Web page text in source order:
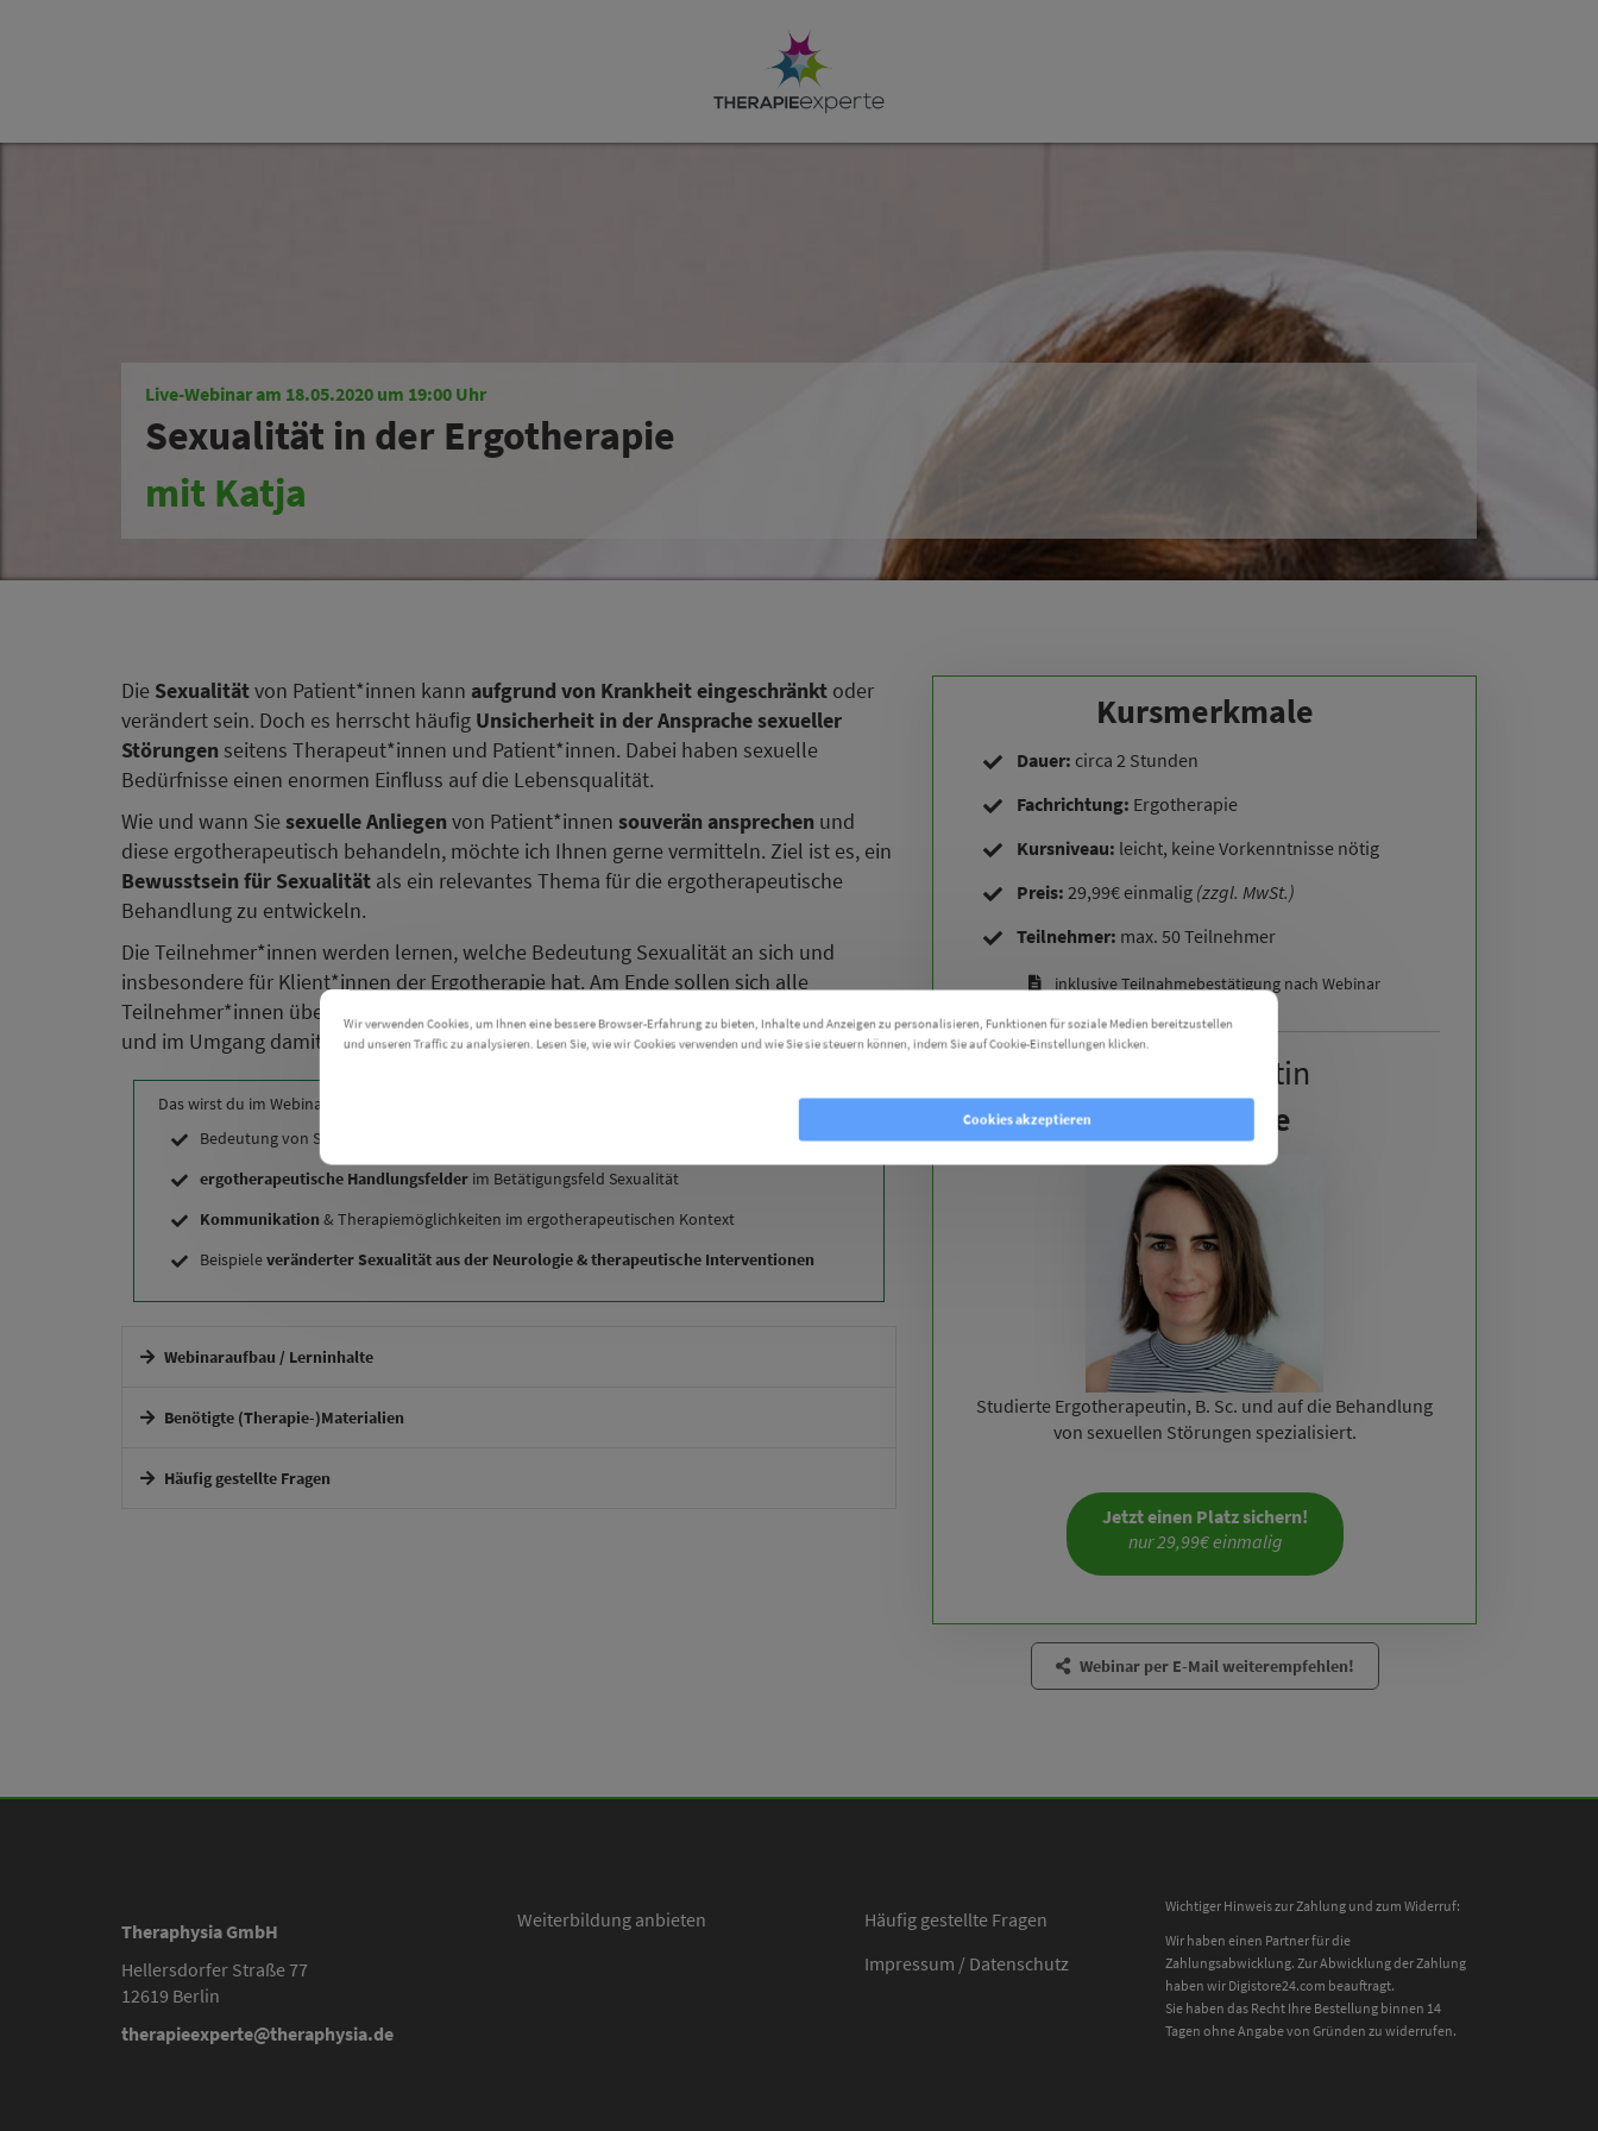
Live-Webinar am 18.05.2020 um 19:00 Uhr
Sexualität in der Ergotherapie
mit Katja
Die Sexualitätvon Patient*innen kann aufgrund von Krankheit eingeschränkt oder
verändert sein. Doch es herrscht häuﬁg Unsicherheit in der Ansprache sexueller
Störungen seitens Therapeut*innen und Patient*innen. Dabei haben sexuelle
Bedürfnisse einen enormen Einﬂuss auf die Lebensqualität.
Wie und wann Siesexuelle Anliegen von Patient*innen souverän ansprechen und
diese ergotherapeutisch behandeln, möchte ich Ihnen gerne vermitteln. Ziel ist es, ein
Bewusstsein für Sexualität als ein relevantes Thema für die ergotherapeutische
Behandlung zu entwickeln.
Die Teilnehmer*innen werden lernen, welche Bedeutung Sexualität an sich und
insbesondere für Klient*innen der Ergotherapie hat. Am Ende sollen sich alle
Teilnehmer*innen über den
Einfluss von Krankheit auf Sexualität
bewusst werden
und im Umgang damit sicherer fühlen.
Das wirst du im Webinar lernen
Bedeutung von Sexualität allgemein und der
Einﬂuss von Krankheit auf die Sexualität
ergotherapeutische Handlungsfelder im Betätigungsfeld Sexualität
Kommunikation & Therapiemöglichkeiten im ergotherapeutischen Kontext
Beispieleveränderter Sexualität aus der Neurologie & therapeutische Interventionen
Webinaraufbau / Lerninhalte
Benötigte (Therapie-)Materialien
Häufig gestellte Fragen
Kursmerkmale
Dauer: circa 2 Stunden
Fachrichtung: Ergotherapie
Kursniveau: leicht, keine Vorkenntnisse nötig
Preis:29,99€ einmalig (zzgl. MwSt.)
Teilnehmer: max. 50 Teilnehmer
inklusive Teilnahmebestätigung nach Webinar
Deine Dozentin
Katja Stolte
Studierte Ergotherapeutin, B. Sc. und auf die Behandlung
von sexuellen Störungen spezialisiert.
Jetzt einen Platz sichern!
nur 29,99€ einmalig
Webinar per E-Mail weiterempfehlen!
Theraphysia GmbH
Hellersdorfer Straße 77
12619 Berlin
therapieexperte@theraphysia.de
Weiterbildung anbieten
Häufig gestellte Fragen
Impressum / Datenschutz
Wichtiger Hinweis zur Zahlung und zum Widerruf:
Wir haben einen Partner für die
Zahlungsabwicklung. Zur Abwicklung der Zahlung
haben wir Digistore24.com beauftragt.
Sie haben das Recht Ihre Bestellung binnen 14
Tagen ohne Angabe von Gründen zu widerrufen.
Wir verwenden Cookies, um Ihnen eine bessere Browser-Erfahrung zu bieten, Inhalte und Anzeigen zu personalisieren, Funktionen für soziale Medien bereitzustellen
und unseren Traffic zu analysieren. Lesen Sie, wie wir Cookies verwenden und wie Sie sie steuern können, indem Sie auf Cookie-Einstellungen klicken.
Cookies akzeptieren